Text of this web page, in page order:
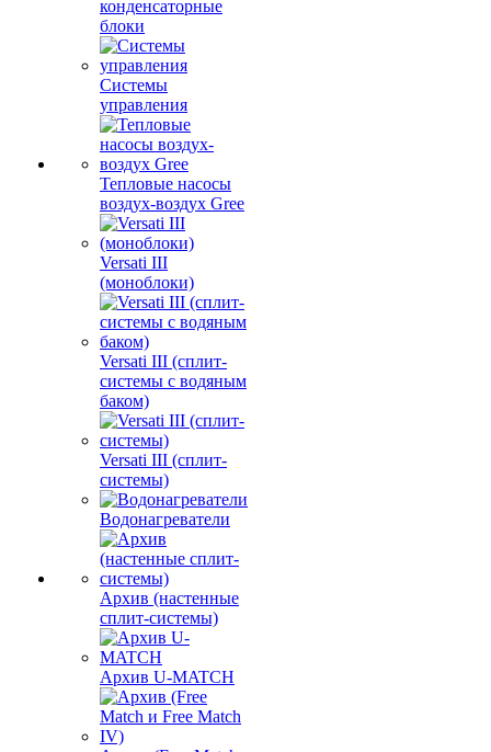
конденсаторные
блоки
Системы
управления
Тепловые насосы
воздух-воздух Gree
Versati III
(моноблоки)
Versati III (сплит-
системы с водяным
баком)
Versati III (сплит-
системы)
Водонагреватели
Архив (настенные
сплит-системы)
Архив U-MATCH